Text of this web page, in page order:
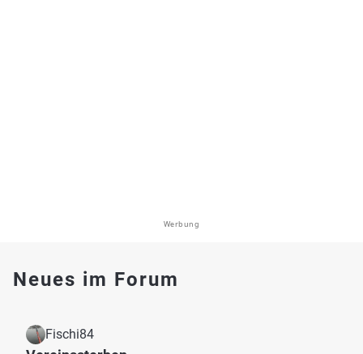
Werbung
Neues im Forum
Fischi84